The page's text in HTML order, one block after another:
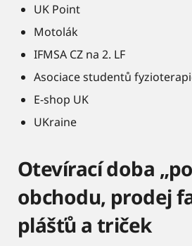
UK Point
Motolák
IFMSA CZ na 2. LF
Asociace studentů
E-shop UK
UKraine
Otevírací doba
obchodu, prodej
plášťů a triček